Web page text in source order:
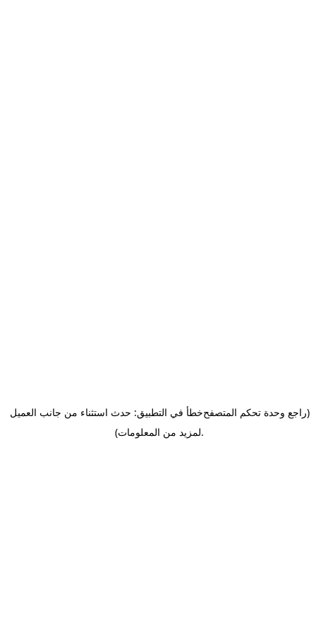
خطأ في التطبيق: حدث استثناء من جانب العميل(راجع وحدة تحكم المتصفح
لمزيد من المعلومات).